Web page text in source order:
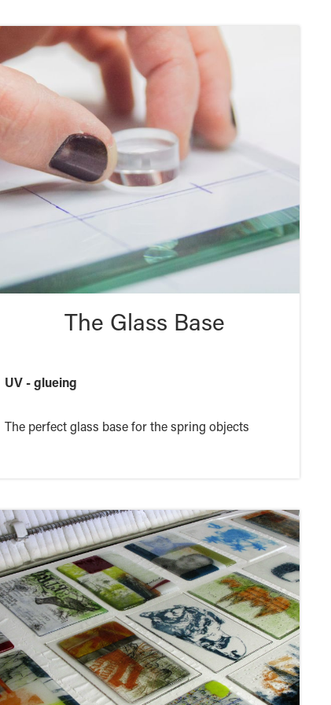
The Glass Base
UV - glueing
The perfect glass base for the spring objects